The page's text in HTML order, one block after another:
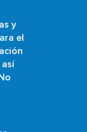
y
el
Buscar
público